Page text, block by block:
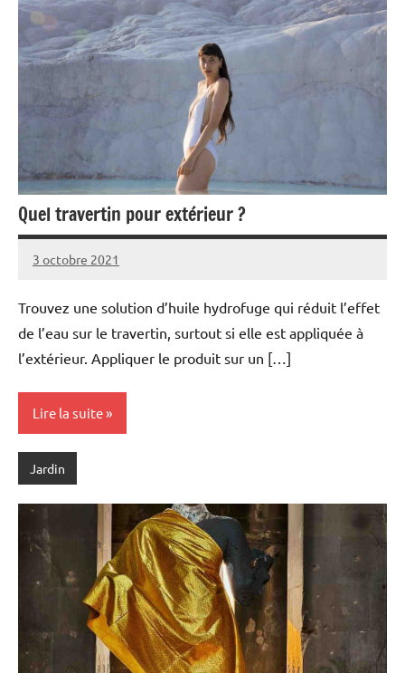
Quel travertin pour extérieur ?
3 octobre 2021
Trouvez une solution d’huile hydrofuge qui réduit l’effet
de l’eau sur le travertin, surtout si elle est appliquée à
l’extérieur. Appliquer le produit sur un […]
Lire la suite
Jardin